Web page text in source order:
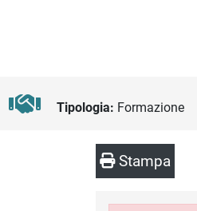
Tipologia: Formazione
Stampa